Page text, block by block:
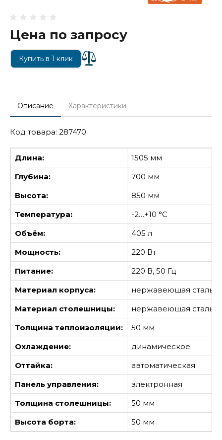
Цена по запросу
Купить в 1 клик
Описание Характеристики
Код товара: 287470
Длина:
1505 мм
Глубина:
700 мм
Высота:
850 мм
Температура:
-2…+10 °С
Объём:
405 л
Мощность:
220 Вт
Питание:
220 В, 50 Гц
Материал корпуса:
нержавеющая сталь
Материал столешницы:
нержавеющая сталь
Толщина теплоизоляции:
50 мм
Охлаждение:
динамическое
Оттайка:
автоматическая
Панель управления:
электронная
Толщина столешницы:
50 мм
Высота борта:
50 мм